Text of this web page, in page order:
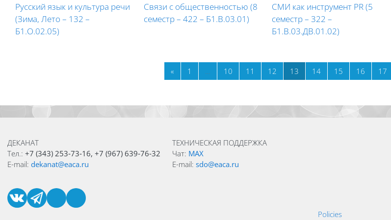
Русский язык и культура речи
(Зима, Лето – 132 –
Б1.О.02.05)
Связи с общественностью (8
семестр – 422 – Б1.В.03.01)
СМИ как инструмент PR (5
семестр – 322 –
Б1.В.03.ДВ.01.02)
« Previous page
1 … 10 Page 10
11 Page 11
12 Page 12
13 Page 13
14Page 14
15 Page 15
16 Page 16
17
Blocks
Blocks
ДЕКАНАТ
Тел.: +7 (343) 253‑73‑16, +7 (967) 639‑76‑32
E-mail: dekanat@eaca.ru
ТЕХНИЧЕСКАЯ ПОДДЕРЖКА
Чат: MAX
E-mail: sdo@eaca.ru
Policies